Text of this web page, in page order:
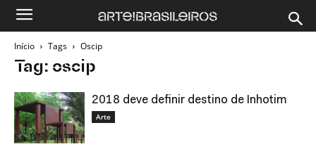
Início Tags Oscip
Tag: oscip
2018 deve definir destino de Inhotim
Arte